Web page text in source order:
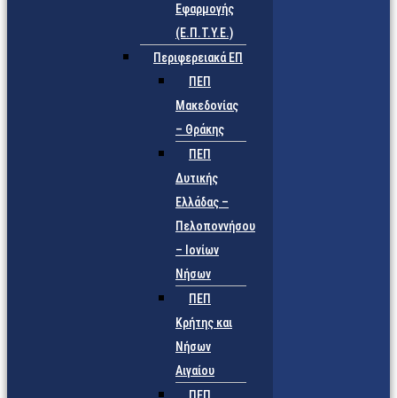
Εφαρμογής
(Ε.Π.Τ.Υ.Ε.)
Περιφερειακά ΕΠ
ΠΕΠ
Μακεδονίας
– Θράκης
ΠΕΠ
Δυτικής
Ελλάδας –
Πελοποννήσου
– Ιονίων
Νήσων
ΠΕΠ
Κρήτης και
Νήσων
Αιγαίου